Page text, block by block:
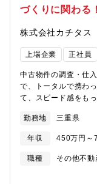
階では、経験豊富な
を製作し、お客様の
は、機械、電気・計
プラントエンジニア
売上が約60％、また
らの民間工事の売上
大に向けた新規受注
ている会社です。
づくりに関わる！
株式会社カチタス
上場企業 正社員
中古物件の調査・仕
で、トータルで携わ
て、スピード感をも
に赴き、「どのよう
メージしながら中古
画：お客様が住まい
ームのプランを立て
力】★自身のアイデ
勤務地 三重県
年収 450万円～
職種
その他不